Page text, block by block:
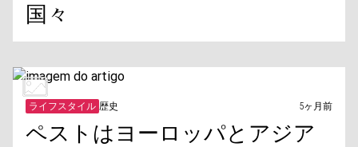
国々
ライフスタイル 歴史 5ヶ月前
ペストはヨーロッパとアジア